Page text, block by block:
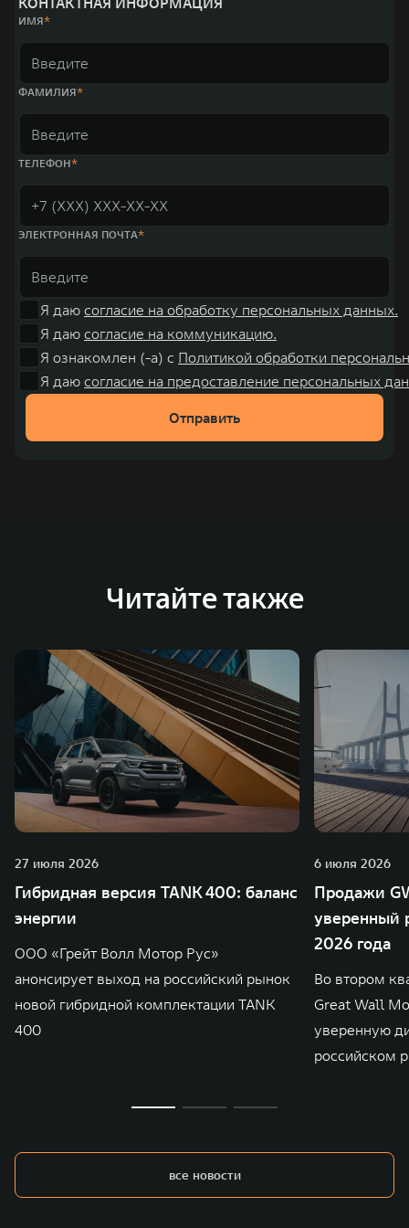
место по объёмам продаж пикапов в Китае. На сегодняшний день
концерн GWM создал мировую систему исследований и разработок,
«14+5», которая включает 10 внутренних производственных
также 5 предприятий по сборке автомобилей.
ИМЯ
ФАМИЛИЯ
ТЕЛЕФОН
ЭЛЕКТРОННАЯ ПОЧТА
Я даю согласие на обработку персональных данных.
Я даю согласие на коммуникацию.
Я ознакомлен (-а) с Политикой обработки
Я даю согласие на предоставление персональных
Отправить
Читайте также
27 июля 2026
Гибридная версия TANK 400: баланс
энергии
ООО «Грейт Волл Мотор Рус»
анонсирует выход на российский рынок
новой гибридной комплектации TANK
400
6 июля 2026
Продажи
уверенный
2026 года
Во втором
Great Wall
уверенную
российском
все новости